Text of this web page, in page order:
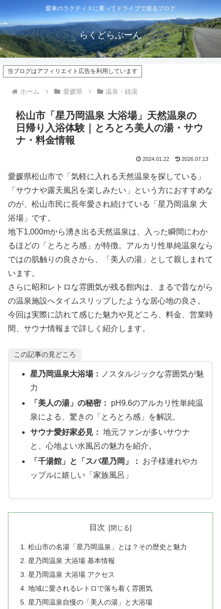
愛車のラクティスに乗ってドライブで巡るブログ
らくどらぶーん
当ブログはアフィリエイト広告を利用しています
ホーム 愛媛県 温泉・銭湯
松山市「星乃岡温泉 大浴場」天然温泉の
日帰り入浴体験｜とろとろ美人の湯・サウ
ナ・料金情報
2024.01.22 2026.07.13
愛媛県松山市で「気軽に入れる天然温泉を探している」
「サウナや露天風呂を楽しみたい」という方におすすめな
のが、松山市民に長年愛され続けている「星乃岡温泉 大
浴場」です。
地下1,000mから湧き出る天然温泉は、入った瞬間にわか
るほどの「とろとろ感」が特徴。アルカリ性単純温泉なら
ではの肌触りの良さから、「美人の湯」として親しまれて
います。
さらに昭和レトロな雰囲気が残る館内は、まるで昔ながら
の温泉施設へタイムスリップしたような居心地の良さ。
今回は実際に訪れて感じた魅力や見どころ、料金、営業時
間、サウナ情報まで詳しく紹介します。
この記事の見どころ
星乃岡温泉大浴場： ノスタルジックな雰囲気が魅
力
「美人の湯」の秘密：
pH9.6のアルカリ性単純温
泉による、驚きの「とろとろ感」を解説。
サウナ愛好家必見： 地元ファンが多いサウナ
と、心地よい水風呂の魅力を紹介。
「千湯館」
と 「スパ星乃岡」 ：
お子様連れやカ
ップルに嬉しい「家族風呂」
目次
松山市の名湯「星乃岡温泉」とは？その歴史と魅力
星乃岡温泉 大浴場 基本情報
星乃岡温泉 大浴場 アクセス
地域に愛されるレトロで落ち着く雰囲気
星乃岡温泉自慢の「美人の湯」と大浴場